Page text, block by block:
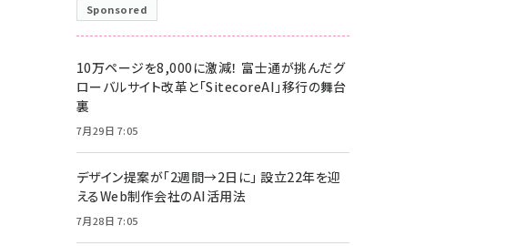
Sponsored
10万ページを8,000に激減！ 富士通が挑んだグ
ローバルサイト改革と「SitecoreAI」移行の舞台
裏
7月29日 7:05
デザイン提案が「2週間→2日に」 設立22年を迎
えるWeb制作会社のAI活用法
7月28日 7:05